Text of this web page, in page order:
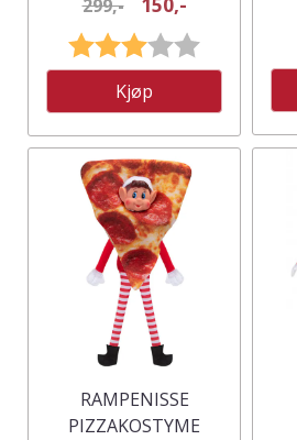
299,-
Karakter:
Kjøp
RAMPENISSE
PIZZAKOSTYME